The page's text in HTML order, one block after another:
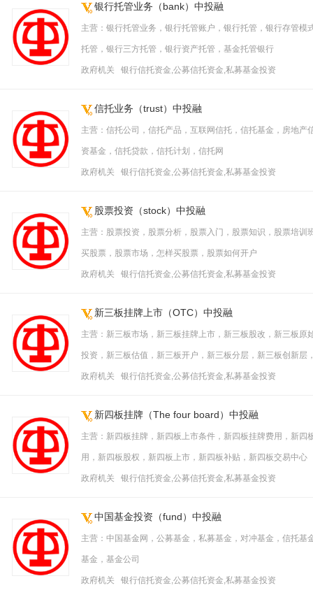
银行托管业务（bank）中投融
主营：银行托管业务，银行托管账户，银行托管，银行存管
托管，银行三方托管，银行资产托管，基金托管银行
政府机关 银行信托资金,公募信托资金,私募基金投资
信托业务（trust）中投融
主营：信托公司，信托产品，互联网信托，信托基金，房地
资基金，信托贷款，信托计划，信托网
政府机关 银行信托资金,公募信托资金,私募基金投资
股票投资（stock）中投融
主营：股票投资，股票分析，股票入门，股票知识，股票培
买股票，股票市场，怎样买股票，股票如何开户
政府机关 银行信托资金,公募信托资金,私募基金投资
新三板挂牌上市（OTC）中投融
主营：新三板市场，新三板挂牌上市，新三板股改，新三板
投资，新三板估值，新三板开户，新三板分层，新三板创新层
政府机关 银行信托资金,公募信托资金,私募基金投资
新四板挂牌（The four board）中投融
主营：新四板挂牌，新四板上市条件，新四板挂牌费用，新
用，新四板股权，新四板上市，新四板补贴，新四板交易中心
政府机关 银行信托资金,公募信托资金,私募基金投资
中国基金投资（fund）中投融
主营：中国基金网，公募基金，私募基金，对冲基金，信托
基金，基金公司
政府机关 银行信托资金,公募信托资金,私募基金投资